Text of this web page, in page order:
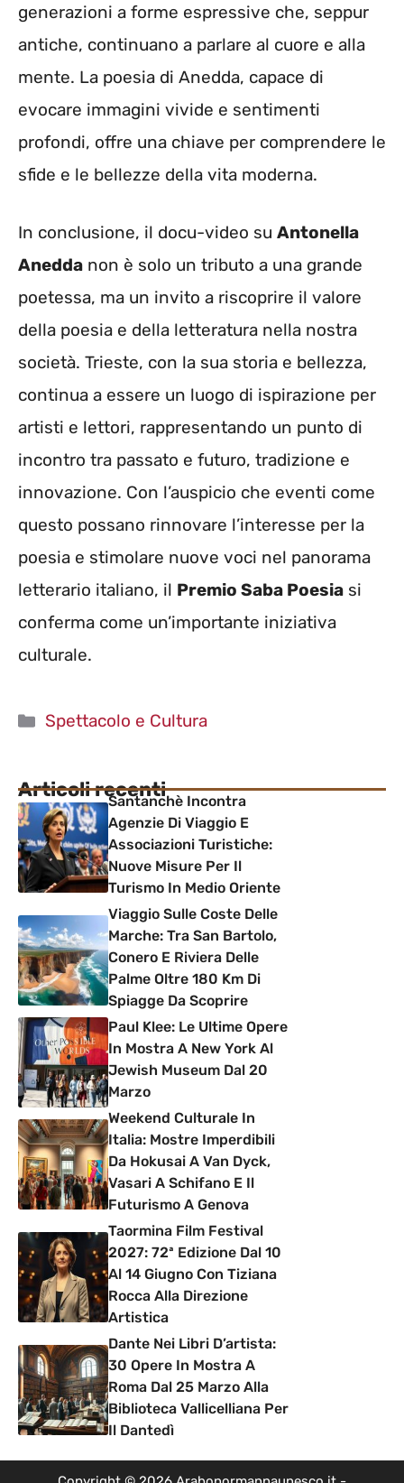
generazioni a forme espressive che, seppur
antiche, continuano a parlare al cuore e alla
mente. La poesia di Anedda, capace di
evocare immagini vivide e sentimenti
profondi, offre una chiave per comprendere le
sfide e le bellezze della vita moderna.
In conclusione, il docu-video su Antonella
Anedda non è solo un tributo a una grande
poetessa, ma un invito a riscoprire il valore
della poesia e della letteratura nella nostra
società. Trieste, con la sua storia e bellezza,
continua a essere un luogo di ispirazione per
artisti e lettori, rappresentando un punto di
incontro tra passato e futuro, tradizione e
innovazione. Con l’auspicio che eventi come
questo possano rinnovare l’interesse per la
poesia e stimolare nuove voci nel panorama
letterario italiano, il Premio Saba Poesia si
conferma come un’importante iniziativa
culturale.
Categorie
Spettacolo e Cultura
Articoli recentiSantanchè Incontra
Agenzie Di Viaggio E
Associazioni Turistiche:
Nuove Misure Per Il
Turismo In Medio Oriente
Viaggio Sulle Coste Delle
Marche: Tra San Bartolo,
Conero E Riviera Delle
Palme Oltre 180 Km Di
Spiagge Da Scoprire
Paul Klee: Le Ultime Opere
In Mostra A New York Al
Jewish Museum Dal 20
Marzo
Weekend Culturale In
Italia: Mostre Imperdibili
Da Hokusai A Van Dyck,
Vasari A Schifano E Il
Futurismo A Genova
Taormina Film Festival
2027: 72ª Edizione Dal 10
Al 14 Giugno Con Tiziana
Rocca Alla Direzione
Artistica
Dante Nei Libri D’artista:
30 Opere In Mostra A
Roma Dal 25 Marzo Alla
Biblioteca Vallicelliana Per
Il Dantedì